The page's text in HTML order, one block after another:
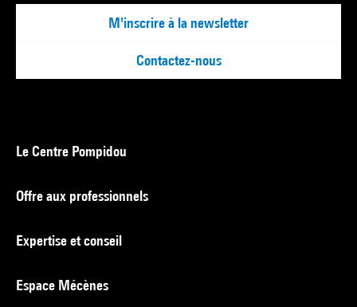
M'inscrire à la newsletter
Contactez-nous
Le Centre Pompidou
Offre aux professionnels
Expertise et conseil
Espace Mécènes